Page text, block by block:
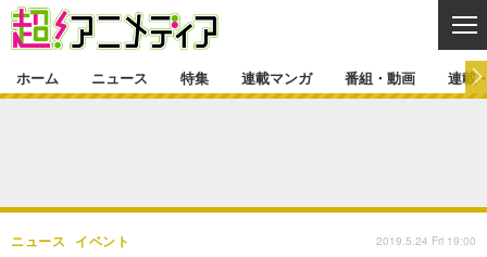
ゲーム・アプリ マンガ
特集一覧 カバー
連載マンガ
ホーム ニュース 特集 連載マンガ 番組・動画 連載
ニュース イベント 2019.5.24 Fri 19:00